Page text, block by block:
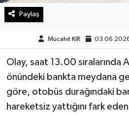
Paylaş
Mücahit KIR
Olay, saat 13.00 sıralarında
önündeki bankta meydana
göre, otobüs durağındaki
hareketsiz yattığını fark
Spor
Yaşam